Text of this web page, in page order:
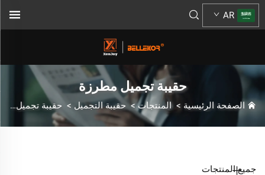
AR
حقيبة تجميل مطرزة
الصفحة الرئيسية >المنتجات>حقيبة التجميل > حقيبة تجميل مطرزة
جميع المنتجات